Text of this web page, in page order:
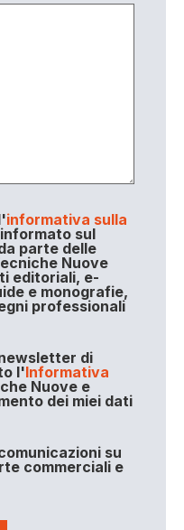
informativa sulla
sul
parte delle
Nuove
editoriali, e-
e monografie,
professionali
di
l'Informativa
Nuove e
dei miei dati
su
commerciali e